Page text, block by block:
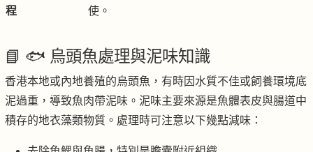
程
使。
📘 🐟 烏頭魚處理與泥味知識
香港本地或內地養殖的烏頭魚，有時因水質不佳或飼養環境底
泥過重，導致魚肉帶泥味。泥味主要來源是魚體表皮與腸道中
積存的地衣藻類物質。處理時可注意以下幾點減味：